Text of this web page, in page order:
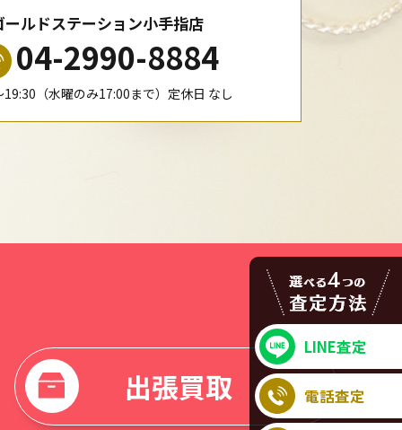
ールドステーション小手指店
04-2990-8884
19:30（水曜のみ17:00まで）定休日 なし
出張買取
LINE査定
電話査定